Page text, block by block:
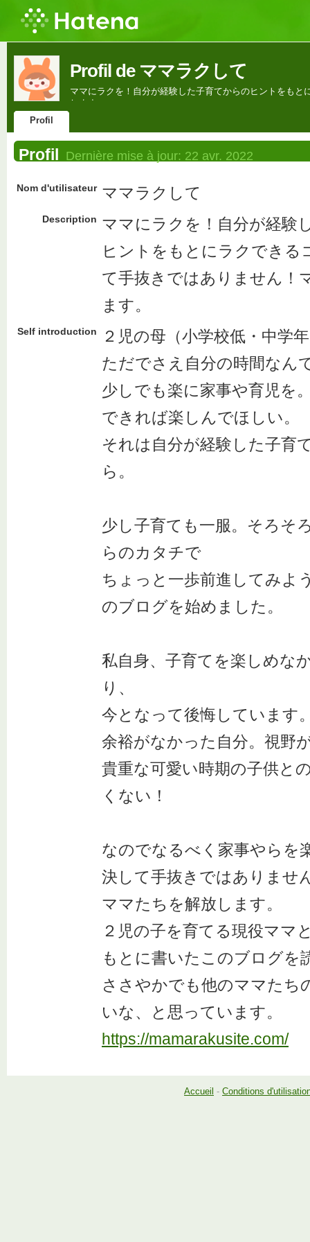
Profil de ママラクして
ママにラクを！自分が経験した子育てからのヒントをも
します。
Profil
Profil Dernière mise à jour: 22 avr. 2022
Nom d'utilisateur ママラクして
Description ママにラクを！自分が経験
ヒントをもとにラクできる
て手抜きではありません！
ます。
Self introduction
２児の母（小学校低・中学
ただでさえ自分の時間なん
少しでも楽に家事や育児を
できれば楽しんでほしい。
それは自分が経験した子育
ら。
少し子育ても一服。そろそ
らのカタチで
ちょっと一歩前進してみよ
のブログを始めました。
私自身、子育てを楽しめな
り、
今となって後悔しています
余裕がなかった自分。視野
貴重な可愛い時期の子供と
くない！
なのでなるべく家事やらを
決して手抜きではありませ
ママたちを解放します。
２児の子を育てる現役ママ
もとに書いたこのブログを
ささやかでも他のママたち
いな、と思っています。
https://mamarakusite.com/
Accueil - Conditions